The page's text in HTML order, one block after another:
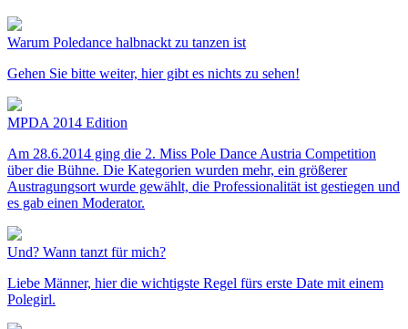
Warum Poledance halbnackt zu tanzen ist
Gehen Sie bitte weiter, hier gibt es nichts zu sehen!
MPDA 2014 Edition
Am 28.6.2014 ging die 2. Miss Pole Dance Austria Competition
über die Bühne. Die Kategorien wurden mehr, ein größerer
Austragungsort wurde gewählt, die Professionalität ist gestiegen und
es gab einen Moderator.
Und? Wann tanzt für mich?
Liebe Männer, hier die wichtigste Regel fürs erste Date mit einem
Polegirl.